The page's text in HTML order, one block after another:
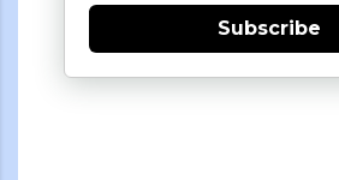
Subscribe